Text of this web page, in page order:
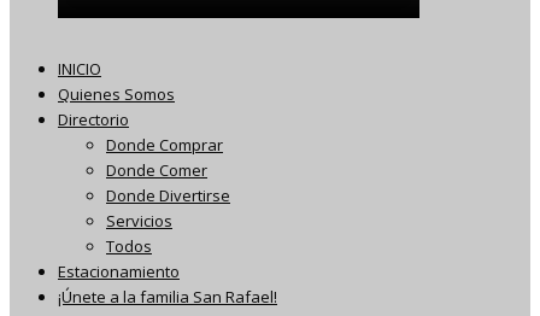
INICIO
Quienes Somos
Directorio
Donde Comprar
Donde Comer
Donde Divertirse
Servicios
Todos
Estacionamiento
¡Únete a la familia San Rafael!